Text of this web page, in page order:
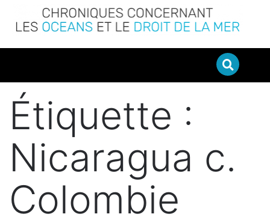
Étiquette :
Nicaragua c.
Colombie